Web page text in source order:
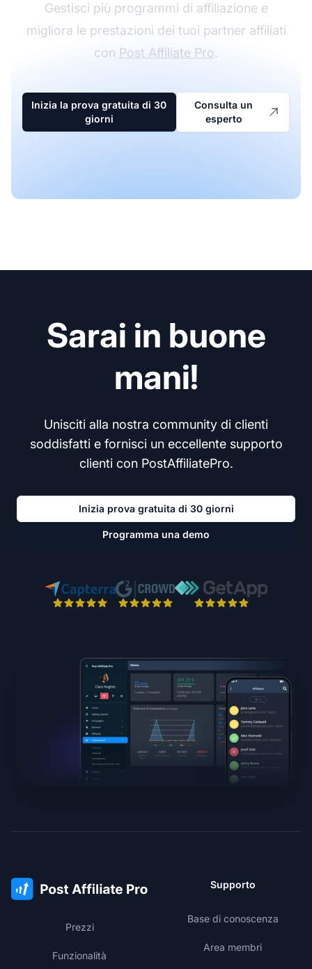
Gestisci più programmi di affiliazione e
migliora le prestazioni dei tuoi partner affiliati
con Post Affiliate Pro.
Inizia la prova gratuita di 30
giorni
Consulta un
esperto
Sarai in buone
mani!
Unisciti alla nostra community di clienti
soddisfatti e fornisci un eccellente supporto
clienti con PostAffiliatePro.
Inizia prova gratuita di 30 giorni
Programma una demo
Prezzi
Funzionalità
Supporto
Base di conoscenza
Area membri